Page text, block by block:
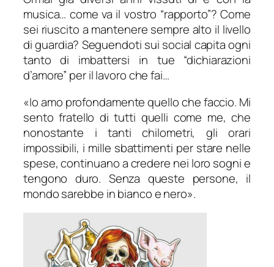
musica… come va il vostro “rapporto”? Come
sei riuscito a mantenere sempre alto il livello
di guardia? Seguendoti sui social capita ogni
tanto di imbattersi in tue “dichiarazioni
d’amore” per il lavoro che fai…
«Io amo profondamente quello che faccio. Mi
sento fratello di tutti quelli come me, che
nonostante i tanti chilometri, gli orari
impossibili, i mille sbattimenti per stare nelle
spese, continuano a credere nei loro sogni e
tengono duro. Senza queste persone, il
mondo sarebbe in bianco e nero».